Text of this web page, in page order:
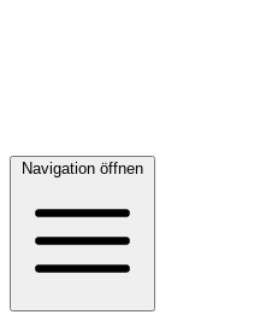
Navigation öffnen